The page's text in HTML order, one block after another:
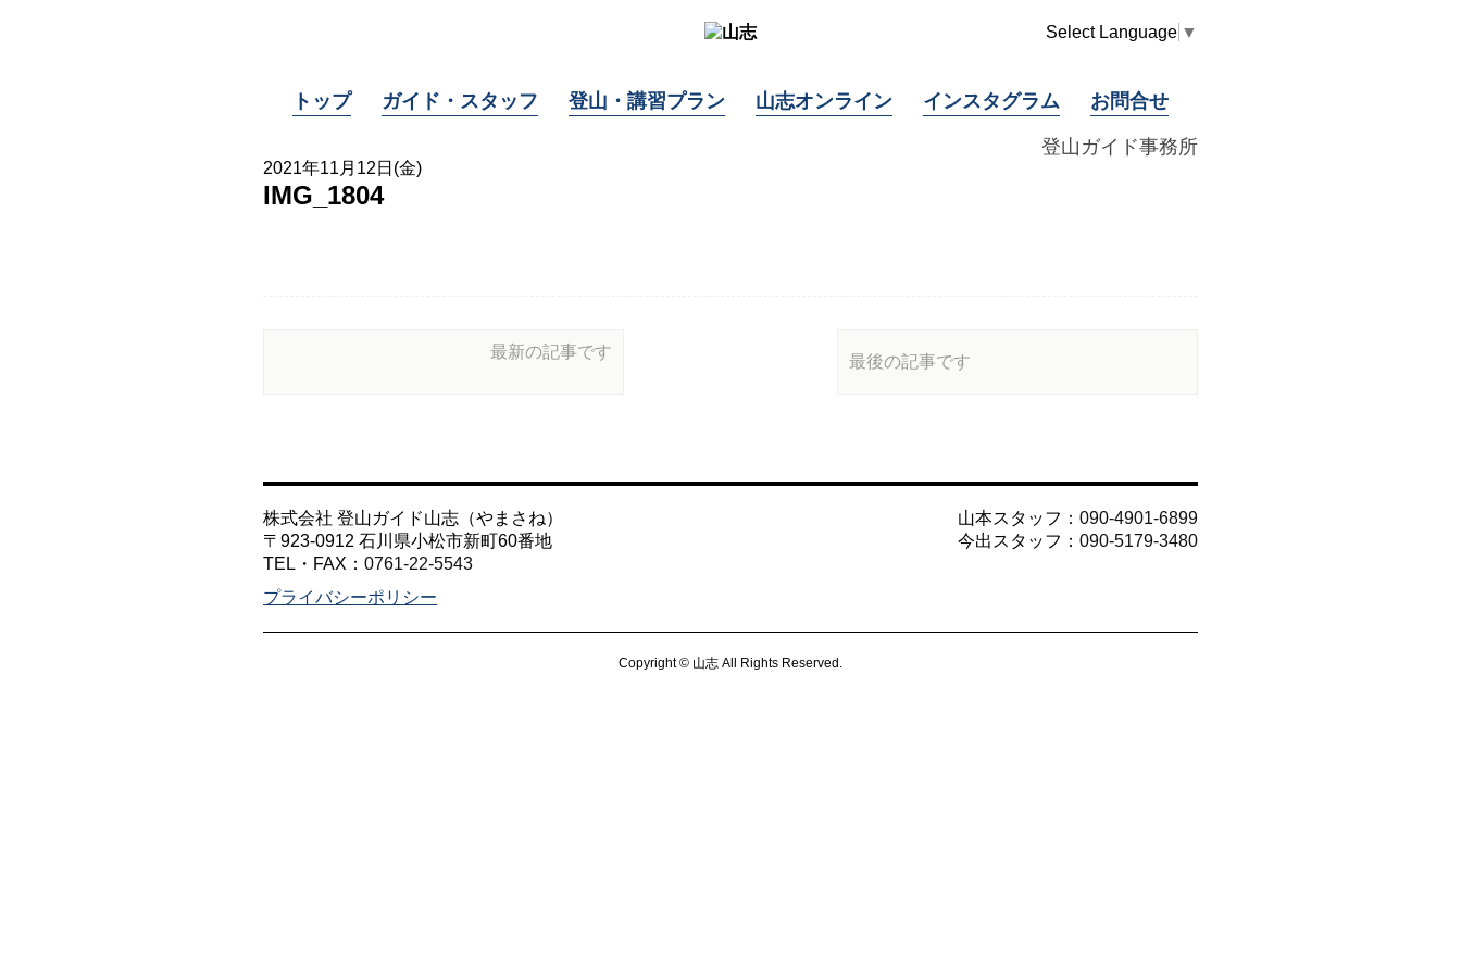
登山ガイド事務所
Select Language ▼
トップ ガイド・スタッフ 登山・講習プラン 山志オンライン インスタグラム お問合せ
2021年11月12日(金)
IMG_1804
最新の記事です
最後の記事です
株式会社 登山ガイド山志（やまさね）
〒923-0912 石川県小松市新町60番地
TEL・FAX： 0761-22-5543
プライバシーポリシー
山本スタッフ： 090-4901-6899
今出スタッフ： 090-5179-3480
Copyright © 山志 All Rights Reserved.